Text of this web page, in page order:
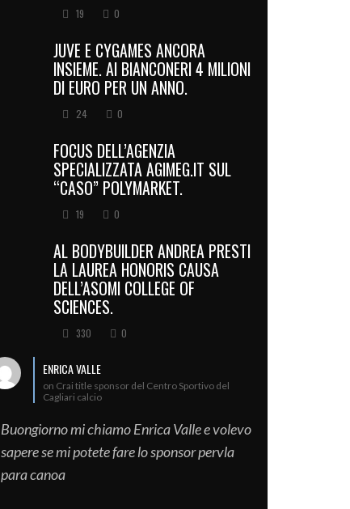
19 0
JUVE E CYGAMES ANCORA
INSIEME. AI BIANCONERI 4 MILIONI
DI EURO PER UN ANNO.
24 0
FOCUS DELL’AGENZIA
SPECIALIZZATA AGIMEG.IT SUL
“CASO” POLYMARKET.
19 0
AL BODYBUILDER ANDREA PRESTI
LA LAUREA HONORIS CAUSA
DELL’ASOMI COLLEGE OF
SCIENCES.
330 0
ENRICA VALLE
on Crai title sponsor del Centro Sportivo del
Cagliari calcio
Buongiorno mi chiamo Enrica Valle e volevo
sapere se mi potete fare lo sponsor pervla
para canoa